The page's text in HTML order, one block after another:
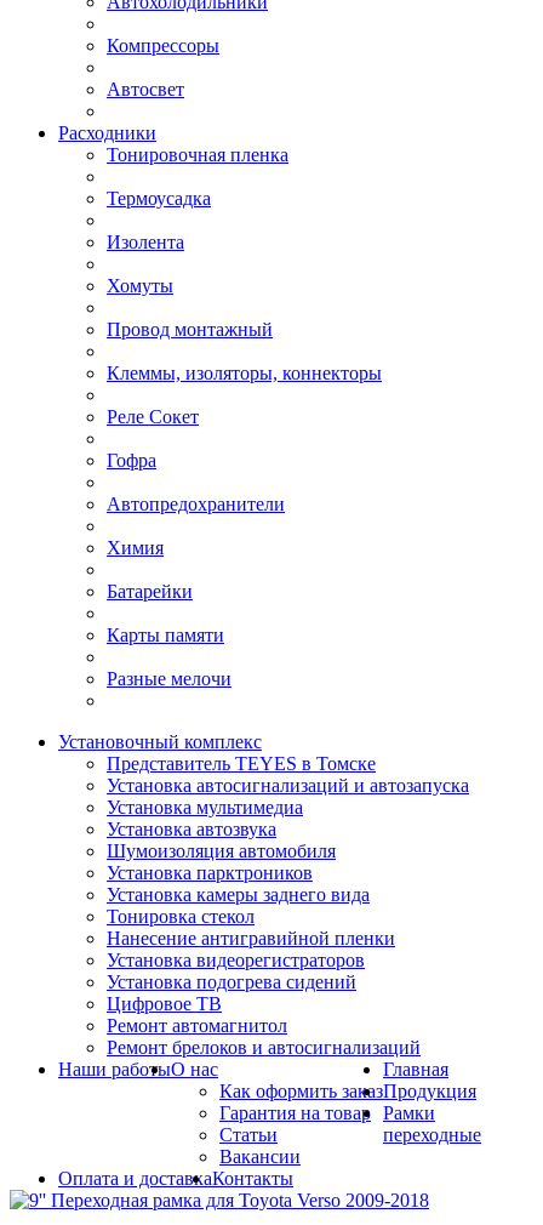
Компрессоры
Автосвет
Расходники
Тонировочная пленка
Термоусадка
Изолента
Хомуты
Провод монтажный
Клеммы, изоляторы, коннекторы
Реле Сокет
Гофра
Автопредохранители
Химия
Батарейки
Карты памяти
Разные мелочи
Установочный комплекс
Представитель TEYES в Томске
Установка автосигнализаций и автозапуска
Установка мультимедиа
Установка автозвука
Шумоизоляция автомобиля
Установка парктроников
Установка камеры заднего вида
Тонировка стекол
Нанесение антигравийной пленки
Установка видеорегистраторов
Установка подогрева сидений
Цифровое ТВ
Ремонт автомагнитол
Ремонт брелоков и автосигнализаций
Наши работыО нас
Как оформить заказ
Гарантия на товар
Статьи
Вакансии
Оплата и доставкаКонтакты
Главная
Продукция
Рамки
переходные